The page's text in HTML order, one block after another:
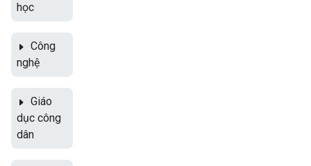
học
Công
nghệ
Giáo
dục công
dân